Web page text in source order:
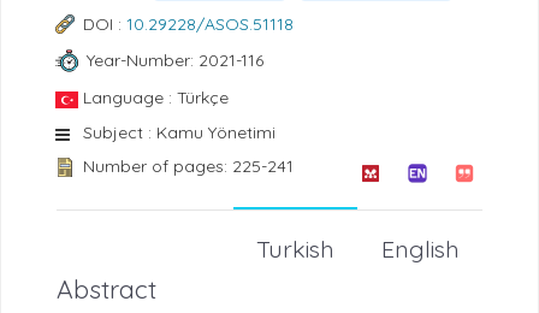
DOI : 10.29228/ASOS.51118
Year-Number: 2021-116
Language : Türkçe
Subject : Kamu Yönetimi
Number of pages: 225-241
English
Turkish
Abstract